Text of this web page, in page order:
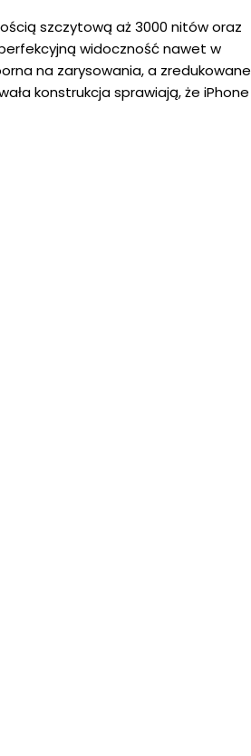
szczytową aż 3000 nitów oraz
widoczność nawet w
na zarysowania, a zredukowane
konstrukcja sprawiają, że iPhone